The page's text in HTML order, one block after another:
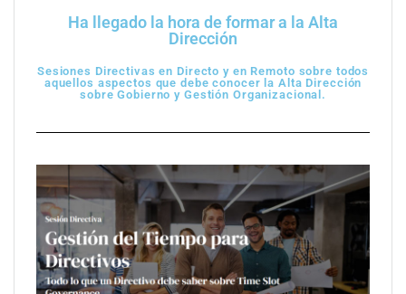
Ha llegado la hora de formar a la Alta
Dirección
Sesiones Directivas en Directo y en Remoto sobre todos
aquellos aspectos que debe conocer la Alta Dirección
sobre Gobierno y Gestión Organizacional.